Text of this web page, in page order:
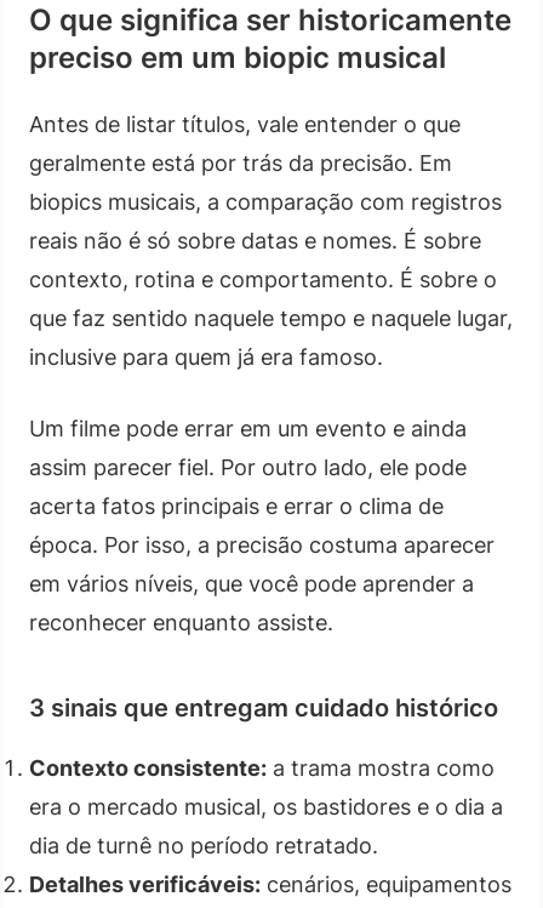
O que significa ser historicamente
preciso em um biopic musical
Antes de listar títulos, vale entender o que
geralmente está por trás da precisão. Em
biopics musicais, a comparação com registros
reais não é só sobre datas e nomes. É sobre
contexto, rotina e comportamento. É sobre o
que faz sentido naquele tempo e naquele lugar,
inclusive para quem já era famoso.
Um filme pode errar em um evento e ainda
assim parecer fiel. Por outro lado, ele pode
acerta fatos principais e errar o clima de
época. Por isso, a precisão costuma aparecer
em vários níveis, que você pode aprender a
reconhecer enquanto assiste.
3 sinais que entregam cuidado histórico
Contexto consistente: a trama mostra como
era o mercado musical, os bastidores e o dia a
dia de turnê no período retratado.
Detalhes verificáveis: cenários, equipamentos